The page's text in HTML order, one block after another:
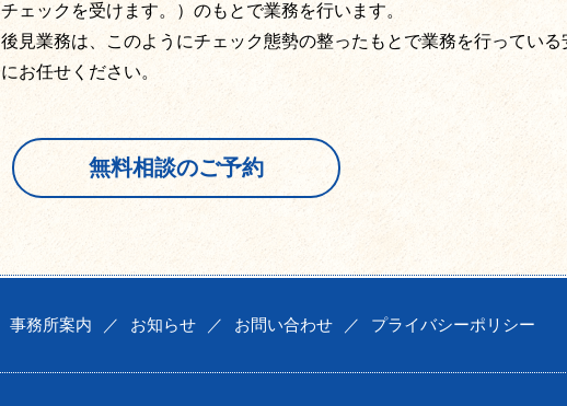
チェックを受けます。）のもとで業務を行います。
後見業務は、このようにチェック態勢の整ったもとで業務を行ってい
にお任せください。
無料相談のご予約
事務所案内 ／ お知らせ ／ お問い合わせ ／ プライバシーポリシー